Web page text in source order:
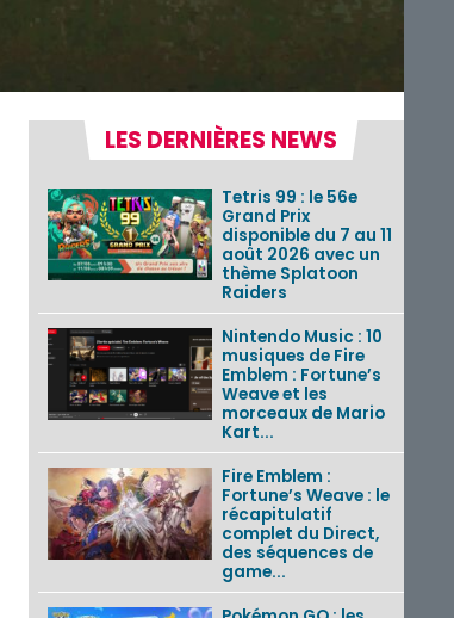
LES DERNIÈRES NEWS
Tetris 99 : le 56e
Grand Prix
disponible du 7 au 11
août 2026 avec un
thème Splatoon
Raiders
Nintendo Music : 10
musiques de Fire
Emblem : Fortune’s
Weave et les
morceaux de Mario
Kart...
Fire Emblem :
Fortune’s Weave : le
récapitulatif
complet du Direct,
des séquences de
game...